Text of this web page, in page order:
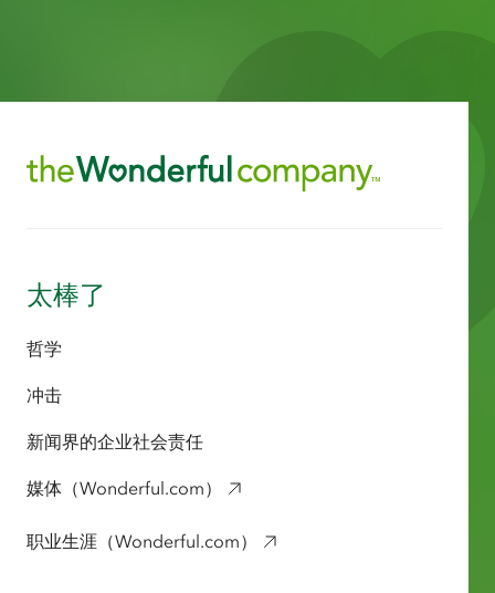
太棒了
哲学
冲击
新闻界的企业社会责任
媒体（Wonderful.com）
职业生涯（Wonderful.com）